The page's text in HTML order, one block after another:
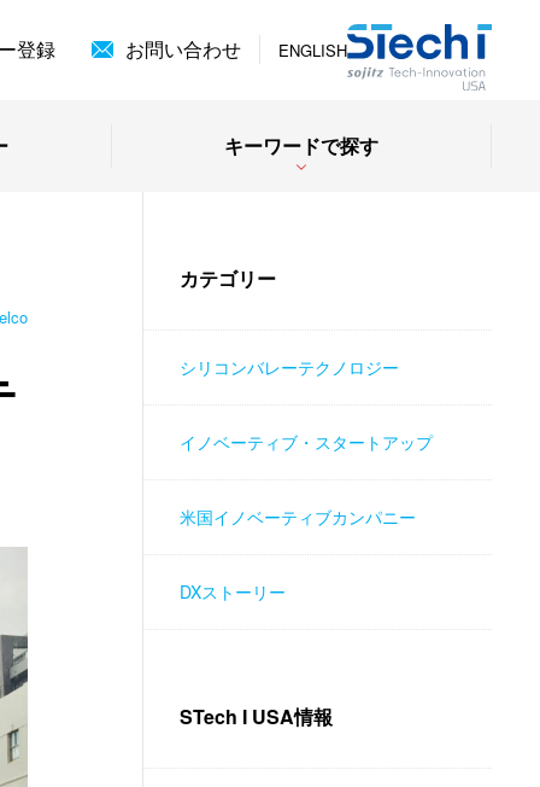
登録 お問い合わせ ENGLISH
キーワードで探す
カテゴリー
シリコンバレーテクノロジー
イノベーティブ・スタートアップ
米国イノベーティブカンパニー
DXストーリー
STech I USA情報